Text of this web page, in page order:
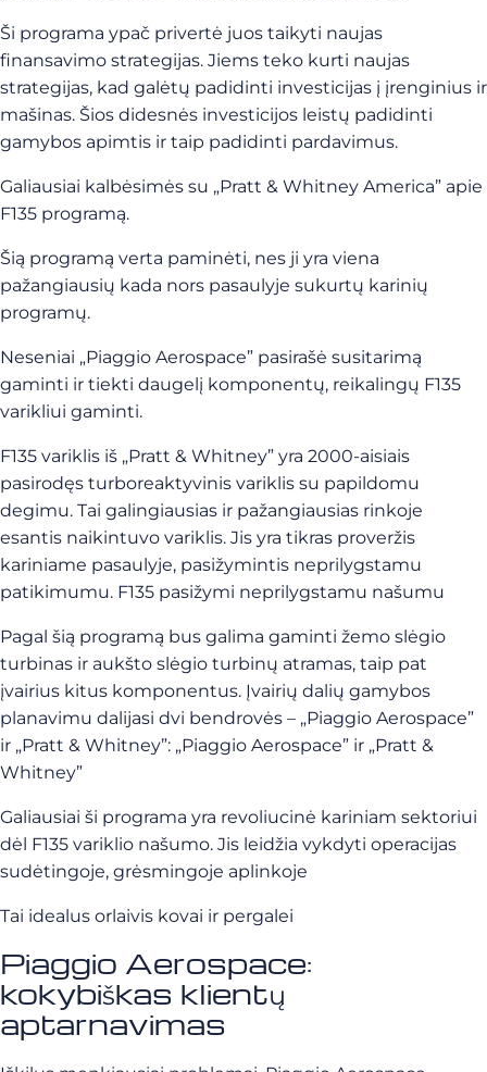
Ši programa ypač privertė juos taikyti naujas
finansavimo strategijas. Jiems teko kurti naujas
strategijas, kad galėtų padidinti investicijas į įrenginius ir
mašinas. Šios didesnės investicijos leistų padidinti
gamybos apimtis ir taip padidinti pardavimus.
Galiausiai kalbėsimės su „Pratt & Whitney America” apie
F135 programą.
Šią programą verta paminėti, nes ji yra viena
pažangiausių kada nors pasaulyje sukurtų karinių
programų.
Neseniai „Piaggio Aerospace” pasirašė susitarimą
gaminti ir tiekti daugelį komponentų, reikalingų F135
varikliui gaminti.
F135 variklis iš „Pratt & Whitney” yra 2000-aisiais
pasirodęs turboreaktyvinis variklis su papildomu
degimu. Tai galingiausias ir pažangiausias rinkoje
esantis naikintuvo variklis. Jis yra tikras proveržis
kariniame pasaulyje, pasižymintis neprilygstamu
patikimumu. F135 pasižymi neprilygstamu našumu
Pagal šią programą bus galima gaminti žemo slėgio
turbinas ir aukšto slėgio turbinų atramas, taip pat
įvairius kitus komponentus. Įvairių dalių gamybos
planavimu dalijasi dvi bendrovės – „Piaggio Aerospace”
ir „Pratt & Whitney”: „Piaggio Aerospace” ir „Pratt &
Whitney”
Galiausiai ši programa yra revoliucinė kariniam sektoriui
dėl F135 variklio našumo. Jis leidžia vykdyti operacijas
sudėtingoje, grėsmingoje aplinkoje
Tai idealus orlaivis kovai ir pergalei
Piaggio Aerospace:
kokybiškas klientų
aptarnavimas